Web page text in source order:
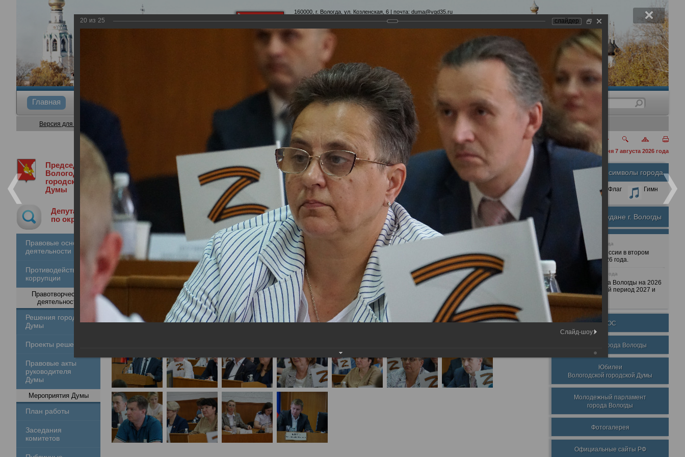
160000, г. Вологда, ул. Козленская, 6 | почта: duma@vgd35.ru
официальный сайт
Главная Общие сведения Комитеты График приема Контакты Депутатские объединения
Версия для слабовидящих
сегодня 7 августа 2026 года
Председатель
Вологодской
городской
Думы
Депутат
по округу
Правовые основы
деятельности
Противодействие
коррупции
Правотворческая
деятельность
Решения городской
Думы
Проекты решений
Правовые акты
руководителя
Думы
Мероприятия Думы
План работы
Заседания
комитетов
Фотогалерея
44-я сессия Вологодской городской Думы
Размер шрифта:
А А
44-я сессия Вологодской городской Думы
30.05.2024
Официальные символы города
Герб Флаг Гимн
Почетные граждане г. Вологды
25 июня 2026 года
Очередные сессии в втором
полугодии 2026 года.
7 декабря 2025 года
Бюджет города Вологды на 2026
год и плановый период 2027 и
2028 годов.
ТОС
Награды города Вологды
Юбилеи
Вологодской городской Думы
Молодежный парламент
города Вологды
Фотогалерея
Официальные сайты РФ
20 из 25 слайдер
Слайд-шоу: